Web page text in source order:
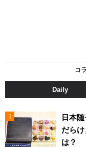
コ
Daily
日本
だら
は？